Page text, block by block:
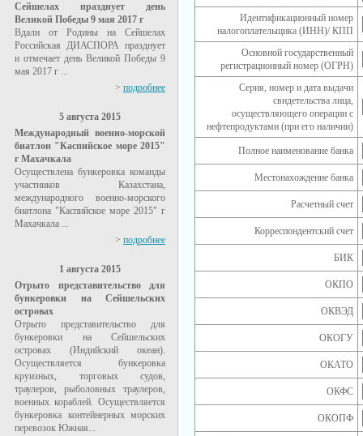
Сейшелах празднует день
Великой Победы 9 мая 2017 г
Вдали от Родины на Сейшелах
Российская ДИАСПОРА празднует
и отмечает день Великой Победы 9
мая 2017 г ...
> подробнее
5 августа 2015
Международный военно-морской
биатлон "Каспийское море 2015"
г Махачкала
Осуществлена бункеровка команды
участников Казахстана,
международного военно-морского
биатлона "Каспийское море 2015" г
Махачкала ...
> подробнее
1 августа 2015
Отрыто представительство для
бункеровки на Сейшельских
островах
Отрыто представительство для
бункеровки на Сейшельских
островах (Индийский океан).
Осуществляется бункеровка
круизных, торговых судов,
траулеров, рыболовных траулеров,
военных кораблей. Осуществляется
бункеровка контейнерных морских
перевозок Южная...
Идентификационный номер
налогоплательщика (ИНН)/ КПП
Основной государственный
регистрационный номер (ОГРН)
Серия, номер и дата выдачи
свидетельства лица,
осуществляющего операции с
нефтепродуктами (при его наличии)
Полное наименование банка
Местонахождение банка
Расчетный счет
Корреспондентский счет
БИК
ОКПО
ОКВЭД
ОКОГУ
ОКАТО
ОКФС
ОКОПФ